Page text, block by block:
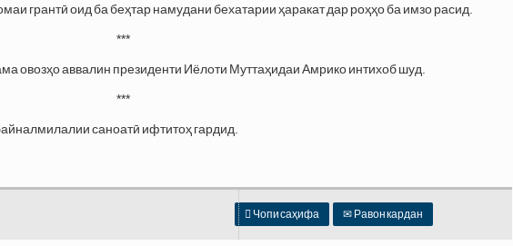
грантӣ оид ба беҳтар намудани бехатарии ҳаракат дар роҳҳо ба имзо расид.
***
овозҳо аввалин президенти Иёлоти Муттаҳидаи Амрико интихоб шуд.
***
саноатӣ ифтитоҳ гардид.
 Чопи саҳифа ✉ Равон кардан